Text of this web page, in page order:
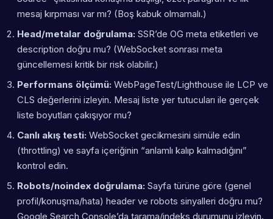
mesaj kırpması var mı? (Boş kabuk olmamalı.)
Head/metalar doğrulama: SSR’de OG meta etiketleri ve
description doğru mu? (WebSocket sonrası meta
güncellemesi kritik bir risk olabilir.)
Performans ölçümü: WebPageTest/Lighthouse ile LCP ve
CLS değerlerini izleyin. Mesaj liste yer tutucuları ile gerçek
liste boyutları çakışıyor mu?
Canlı akış testi: WebSocket gecikmesini simüle edin
(throttling) ve sayfa içeriğinin “anlamlı kalıp kalmadığını”
kontrol edin.
Robots/noindex doğrulama: Sayfa türüne göre (genel
profil/konuşma/hata) header ve robots sinyalleri doğru mu?
Google Search Console’da tarama/indeks durumunu izleyin.